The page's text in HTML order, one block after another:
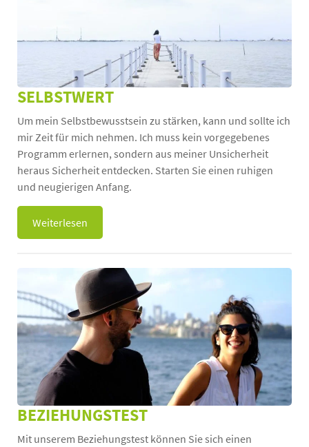
SELBSTWERT
Um mein Selbstbewusstsein zu stärken, kann und sollte ich
mir Zeit für mich nehmen. Ich muss kein vorgegebenes
Programm erlernen, sondern aus meiner Unsicherheit
heraus Sicherheit entdecken. Starten Sie einen ruhigen
und neugierigen Anfang.
Weiterlesen
BEZIEHUNGSTEST
Mit unserem Beziehungstest können Sie sich einen